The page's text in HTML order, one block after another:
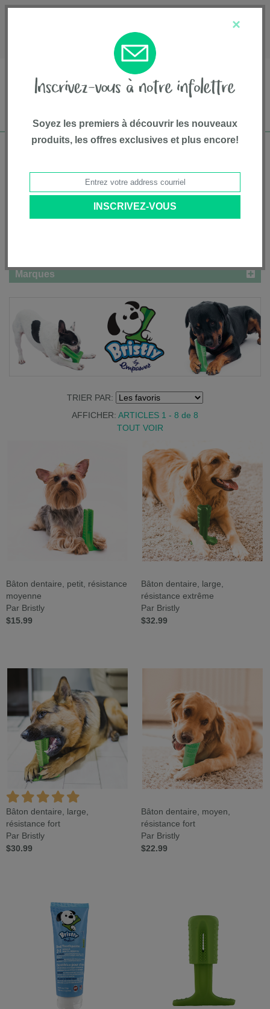
1-800-667-8184
de 75$*
Accueil • Bristly
Marques
TRIER PAR:
AFFICHER: ARTICLES 1 - 8 de 8
TOUT VOIR
Bâton dentaire, petit, résistance
moyenne
Par Bristly
$15.99
Bâton dentaire, large,
résistance extrême
Par Bristly
$32.99
Bâton dentaire, large,
résistance fort
Par Bristly
$30.99
Bâton dentaire, moyen,
résistance fort
Par Bristly
$22.99
×
Soyez les premiers à découvrir les nouveaux
produits, les offres exclusives et plus encore!